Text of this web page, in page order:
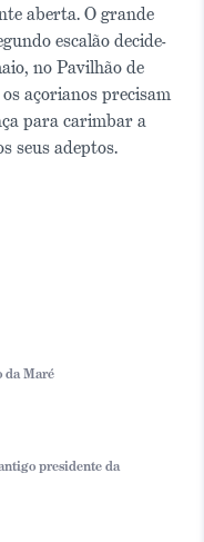
aberta. O grande
escalão decide-
no Pavilhão de
açorianos precisam
para carimbar a
seus adeptos.
da Maré
presidente da